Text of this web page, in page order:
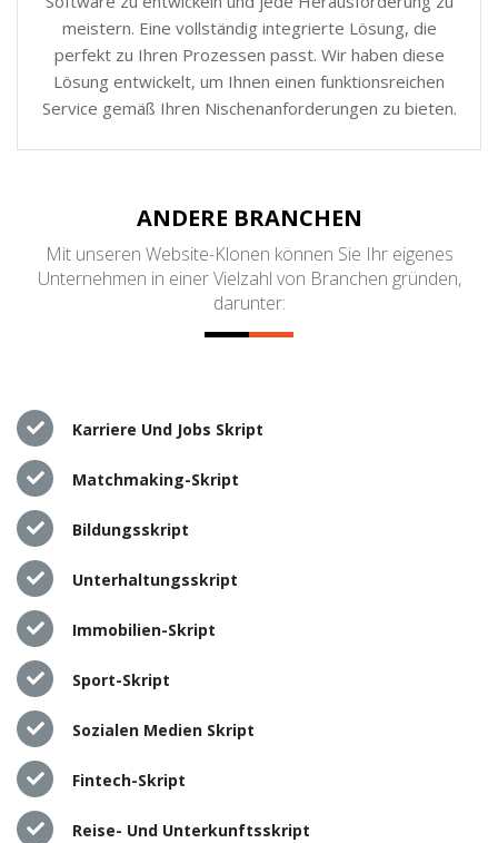
meistern. Eine vollständig integrierte Lösung, die
perfekt zu Ihren Prozessen passt. Wir haben diese
Lösung entwickelt, um Ihnen einen funktionsreichen
Service gemäß Ihren Nischenanforderungen zu bieten.
ANDERE BRANCHEN
Mit unseren Website-Klonen können Sie Ihr eigenes
Unternehmen in einer Vielzahl von Branchen gründen,
darunter:
Karriere Und Jobs Skript
Matchmaking-Skript
Bildungsskript
Unterhaltungsskript
Immobilien-Skript
Sport-Skript
Sozialen Medien Skript
Fintech-Skript
Reise- Und Unterkunftsskript